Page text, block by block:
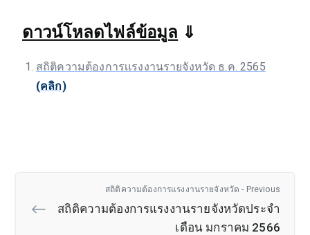
ดาวน์โหลดไฟล์ข้อมูล ⇓
สถิติความต้องการเเรงงานรายจังหวัด ธ.ค. 2565
(คลิก)
สถิติความต้องการแรงงานรายจังหวัด - Previous
สถิติความต้องการแรงงานรายจังหวัดประจำ
เดือน มกราคม 2566